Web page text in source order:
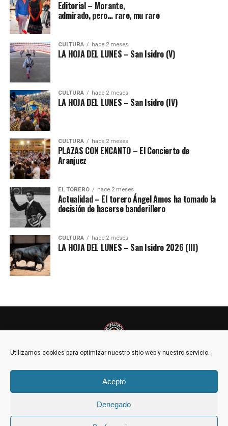
Utilizamos cookies para optimizar nuestro sitio web y nuestro servicio.
Acepto
Denegado
Editorial – Morante,
admirado, pero… raro, mu raro
CULTURA hace 2 meses
LA HOJA DEL LUNES – San Isidro (V)
CULTURA hace 2 meses
LA HOJA DEL LUNES – San Isidro (IV)
CULTURA hace 2 meses
PLAZAS CON ENCANTO – El Concierto de
Aranjuez
EL TORERO hace 2 meses
Actualidad – El torero Ángel Amos ha tomado la
decisión de hacerse banderillero
CULTURA hace 2 meses
LA HOJA DEL LUNES – San Isidro 2026 (III)
POLÍTICA DE COOKIES (UE)